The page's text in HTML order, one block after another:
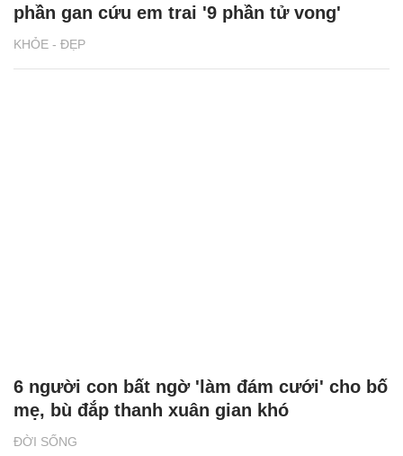
KHỎE - ĐẸP
phần gan cứu em trai '9 phần tử vong'
ĐỜI SỐNG
6 người con bất ngờ 'làm đám cưới' cho bố
mẹ, bù đắp thanh xuân gian khó